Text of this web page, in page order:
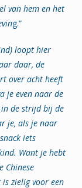
van hem en het
g.“
loopt hier
daar, de
over acht heeft
je even naar de
de strijd bij de
je, als je naar
iets
Want je hebt
Chinese
zielig voor een